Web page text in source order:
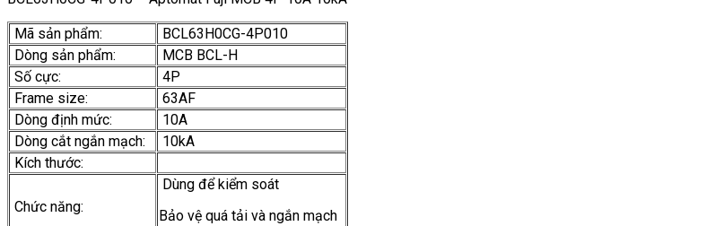
Mã sản phẩm:
BCL63H0CG-4P010
Dòng sản phẩm:
MCB BCL-H
Số cực:
4P
Frame size:
63AF
Dòng định mức:
10A
Dòng cắt ngắn mạch:
10kA
Kích thước:
Chức năng:
Dùng để kiểm soát
Bảo vệ quá tải và ngắn mạch